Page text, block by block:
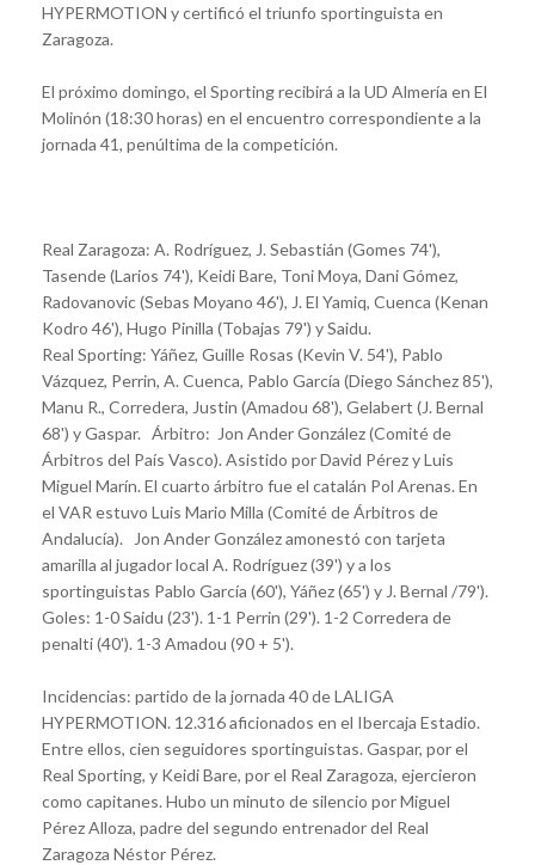
HYPERMOTION y certificó el triunfo sportinguista en
Zaragoza.
El próximo domingo, el Sporting recibirá a la UD Almería en El
Molinón (18:30 horas) en el encuentro correspondiente a la
jornada 41, penúltima de la competición.
Real Zaragoza: A. Rodríguez, J. Sebastián (Gomes 74'),
Tasende (Larios 74'), Keidi Bare, Toni Moya, Dani Gómez,
Radovanovic (Sebas Moyano 46'), J. El Yamiq, Cuenca (Kenan
Kodro 46'), Hugo Pinilla (Tobajas 79') y Saidu.
Real Sporting: Yáñez, Guille Rosas (Kevin V. 54'), Pablo
Vázquez, Perrin, A. Cuenca, Pablo García (Diego Sánchez 85'),
Manu R., Corredera, Justin (Amadou 68'), Gelabert (J. Bernal
68') y Gaspar. Árbitro: Jon Ander González (Comité de
Árbitros del País Vasco). Asistido por David Pérez y Luis
Miguel Marín. El cuarto árbitro fue el catalán Pol Arenas. En
el VAR estuvo Luis Mario Milla (Comité de Árbitros de
Andalucía). Jon Ander González amonestó con tarjeta
amarilla al jugador local A. Rodríguez (39') y a los
sportinguistas Pablo García (60'), Yáñez (65') y J. Bernal /79').
Goles: 1-0 Saidu (23'). 1-1 Perrin (29'). 1-2 Corredera de
penalti (40'). 1-3 Amadou (90 + 5').
Incidencias: partido de la jornada 40 de LALIGA
HYPERMOTION. 12.316 aficionados en el Ibercaja Estadio.
Entre ellos, cien seguidores sportinguistas. Gaspar, por el
Real Sporting, y Keidi Bare, por el Real Zaragoza, ejercieron
como capitanes. Hubo un minuto de silencio por Miguel
Pérez Alloza, padre del segundo entrenador del Real
Zaragoza Néstor Pérez.